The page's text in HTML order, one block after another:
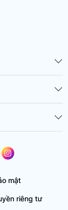
mật
riêng tư